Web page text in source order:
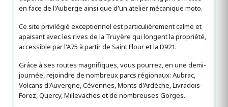
en face de l'Auberge ainsi que d'un atelier mécanique moto.
Ce site privilégié exceptionnel est particulièrement calme et
apaisant avec les rives de la Truyère qui longent la propriété,
accessible par l'A75 à partir de Saint Flour et la D921.
Grâce à ses routes magnifiques, vous pourrez, en une demi-
journée, rejoindre de nombreux parcs régionaux: Aubrac,
Volcans d'Auvergne, Cévennes, Monts d'Ardèche, Livradois-
Forez, Quercy, Millevaches et de nombreuses Gorges.